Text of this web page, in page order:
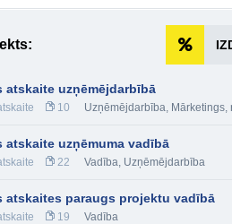
atskaite uzņēmējdarbībā
10 Uzņēmējdarbība, Mārketings,
atskaite uzņēmuma vadībā
22 Vadība, Uzņēmējdarbība
atskaites paraugs projektu vadībā
19 Vadība